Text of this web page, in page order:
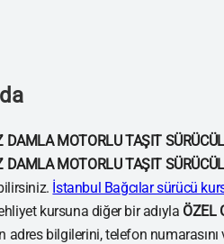
DAMLA MOTORLU TAŞIT
DAMLA MOTORLU TAŞIT
İstanbul Bağcılar sürücü
kursuna diğer bir adıyla ÖZEL
adres bilgilerini, telefon